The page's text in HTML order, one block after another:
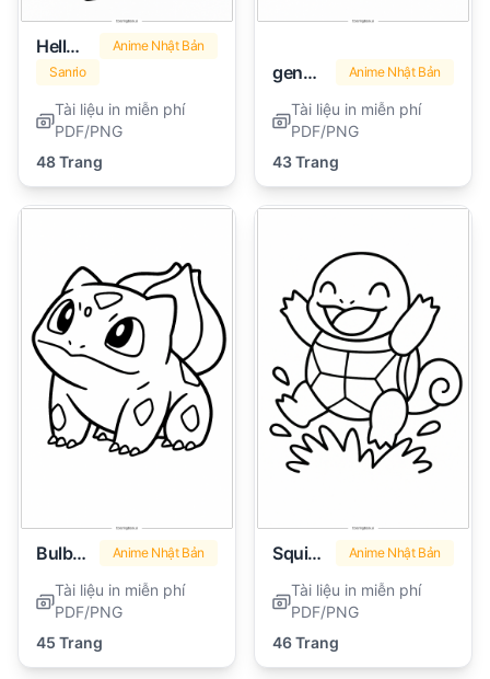
Hello Kitty Halloween
Anime Nhật Bản
Sanrio
Tài liệu in miễn phí
PDF/PNG
48 Trang
gengar Anime Nhật Bản
Tài liệu in miễn phí
PDF/PNG
43 Trang
Bulbasaur Anime Nhật Bản
Tài liệu in miễn phí
PDF/PNG
45 Trang
Squirtle Anime Nhật Bản
Tài liệu in miễn phí
PDF/PNG
46 Trang